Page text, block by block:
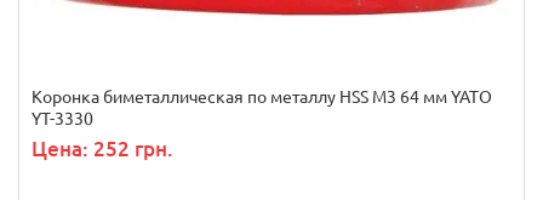
Коронка биметаллическая по металлу HSS M3 64 мм YATO
YT-3330
Цена: 252 грн.